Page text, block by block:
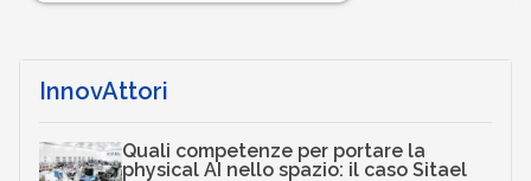
InnovAttori
Quali competenze per portare la
physical AI nello spazio: il caso Sitael